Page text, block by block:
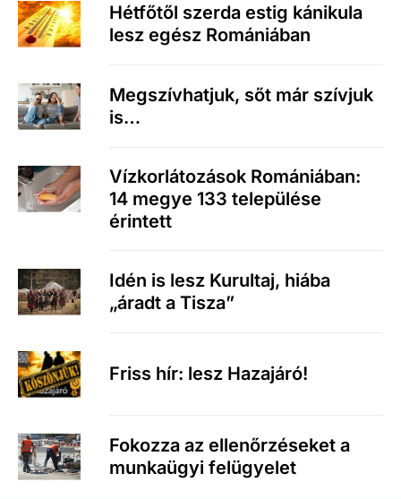
Hétfőtől szerda estig kánikula
lesz egész Romániában
Megszívhatjuk, sőt már szívjuk
is…
Vízkorlátozások Romániában:
14 megye 133 települése
érintett
Idén is lesz Kurultaj, hiába
„áradt a Tisza”
Friss hír: lesz Hazajáró!
Fokozza az ellenőrzéseket a
munkaügyi felügyelet